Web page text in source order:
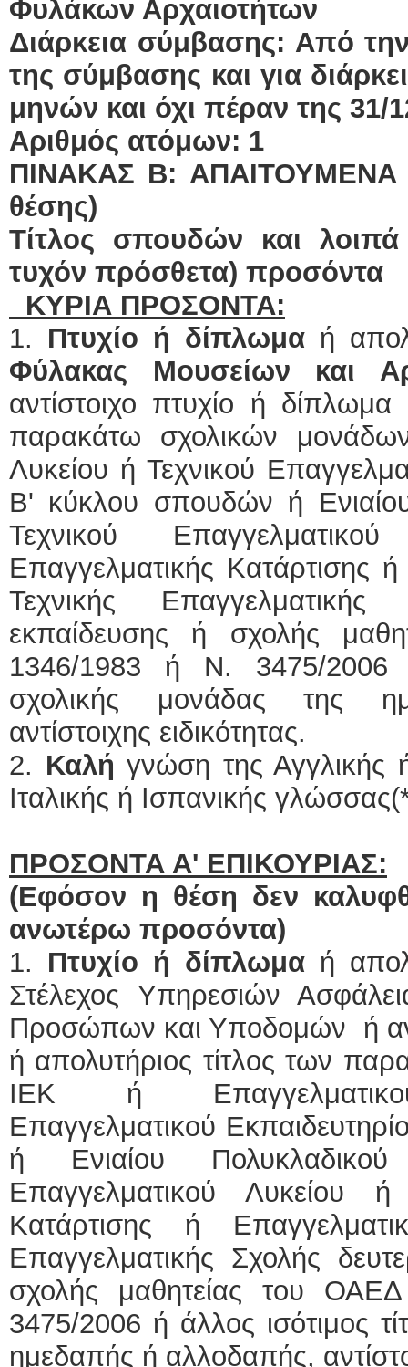
Φυλάκων Αρχαιοτήτων
Διάρκεια σύμβασης: Από
της σύμβασης και για
μηνών και όχι πέραν της 31/
Αριθμός ατόμων: 1
ΠΙΝΑΚΑΣ Β: ΑΠΑΙΤΟΥΜΕΝΑ
θέσης)
Τίτλος σπουδών και
τυχόν πρόσθετα) προσόντα
ΚΥΡΙΑ ΠΡΟΣΟΝΤΑ:
1. Πτυχίο ή δίπλωμα ή
Φύλακας Μουσείων και
αντίστοιχο πτυχίο ή
παρακάτω σχολικών
Λυκείου ή Τεχνικού
Β' κύκλου σπουδών ή
Τεχνικού
Επαγγελματικής Κατάρτισης
Τεχνικής Επαγγελματικής
εκπαίδευσης ή σχολής
1346/1983 ή Ν. 3475/2006
σχολικής μονάδας της
αντίστοιχης ειδικότητας.
2. Καλή γνώση της Αγγλικής
Ιταλικής ή Ισπανικής
ΠΡΟΣΟΝΤΑ Α' ΕΠΙΚΟΥΡΙΑΣ:
(Εφόσον η θέση δεν
ανωτέρω προσόντα)
1. Πτυχίο ή δίπλωμα ή
Στέλεχος Υπηρεσιών
Προσώπων και Υποδομών ή
ή απολυτήριος τίτλος των
ΙΕΚ ή
Επαγγελματικού
ή Ενιαίου
Επαγγελματικού Λυκείου
Κατάρτισης ή
Επαγγελματικής Σχολής
σχολής μαθητείας του
3475/2006 ή άλλος ισότιμος
ημεδαπής ή αλλοδαπής,